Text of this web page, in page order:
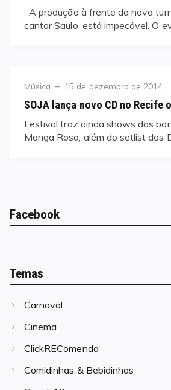
A produção à frente da nova
cantor Saulo, está impecável. O
Category
Música
Posted
15 de dezembro de 2014
SOJA lança novo CD no Recife
Festival traz ainda shows das
Manga Rosa, além do setlist dos
Facebook
Temas
Carnaval
Cinema
ClickREComenda
Comidinhas & Bebidinhas